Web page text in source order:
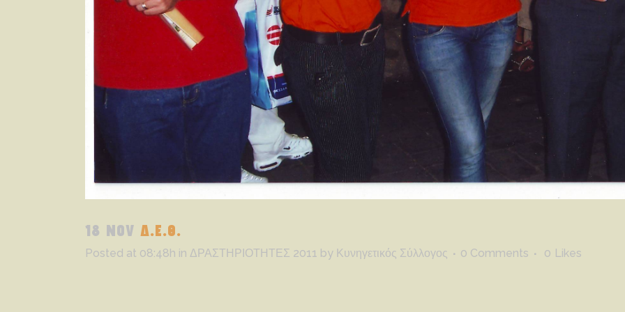
18 NOV Δ.Ε.Θ.
Posted at 08:48h in ΔΡΑΣΤΗΡΙΟΤΗΤΕΣ 2011 by Κυνηγετικός Σύλλογος 0 Comments 0 Likes